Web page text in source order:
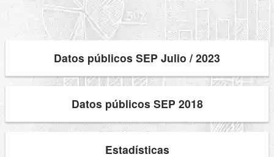
Datos públicos SEP Julio / 2023
Datos públicos SEP 2018
Estadísticas